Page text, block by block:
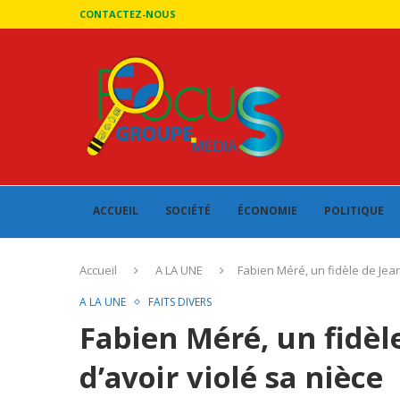
CONTACTEZ-NOUS
ACCUEIL SOCIÉTÉ ÉCONOMIE POLITIQUE
Accueil A LA UNE Fabien Méré, un fidèle de
A LA UNE FAITS DIVERS
Fabien Méré, un
d’avoir violé sa nièce